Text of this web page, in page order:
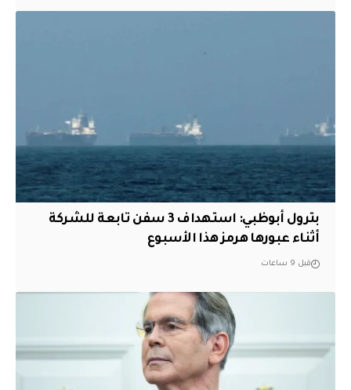
بترول أبوظبي: استهداف 3 سفن تابعة للشركة
أثناء عبورها هرمز هذا الأسبوع
قبل 9 ساعات